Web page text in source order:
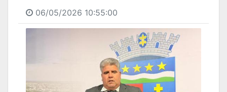
06/05/2026 10:55:00